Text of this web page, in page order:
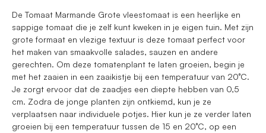
De Tomaat Marmande Grote vleestomaat is een heerlijke en
sappige tomaat die je zelf kunt kweken in je eigen tuin. Met zijn
grote formaat en vlezige textuur is deze tomaat perfect voor
het maken van smaakvolle salades, sauzen en andere
gerechten. Om deze tomatenplant te laten groeien, begin je
met het zaaien in een zaaikistje bij een temperatuur van 20°C.
Je zorgt ervoor dat de zaadjes een diepte hebben van 0,5
cm. Zodra de jonge planten zijn ontkiemd, kun je ze
verplaatsen naar individuele potjes. Hier kun je ze verder laten
groeien bij een temperatuur tussen de 15 en 20°C, op een